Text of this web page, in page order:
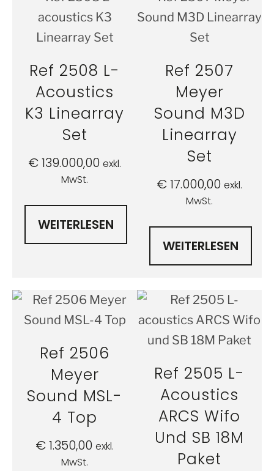
Ref 2508 L-
Acoustics
K3 Linearray
Set
€139.000,00 exkl.
MwSt.
WEITERLESEN
Ref 2507
Meyer
Sound M3D
Linearray
Set
€17.000,00 exkl.
MwSt.
WEITERLESEN
Ref 2506
Meyer
Sound MSL-
4 Top
€1.350,00 exkl.
MwSt.
Ref 2505 L-
Acoustics
ARCS Wifo
Und SB 18M
Paket